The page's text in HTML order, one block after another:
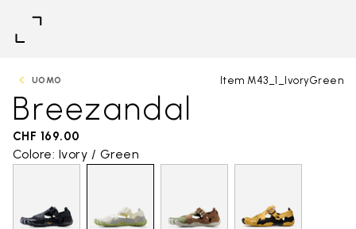
UOMO Item M43_1_IvoryGreen
Breezandal
CHF 169.00
Colore: Ivory / Green